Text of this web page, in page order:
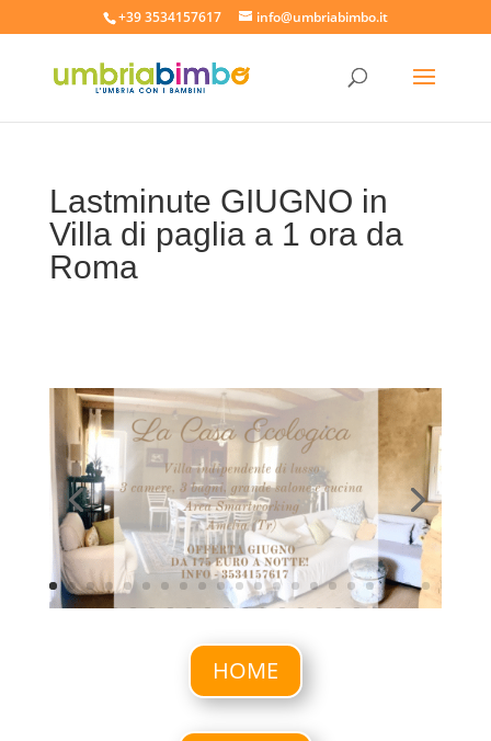
+39 3534157617 info@umbriabimbo.it
Lastminute GIUGNO in
Villa di paglia a 1 ora da
Roma
HOME